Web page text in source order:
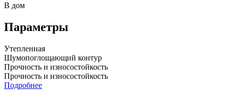
В дом
Параметры
Утепленная
Шумопоглощающий контур
Прочность и износостойкость
Прочность и износостойкость
Подробнее